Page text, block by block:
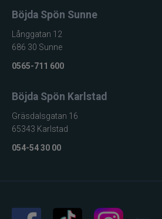
Böjda Spön Sunne
Långgatan 12
686 30 Sunne
0565-711 600
Böjda Spön Karlstad
Gräsdalsgatan 16
65343 Karlstad
054-54 30 00